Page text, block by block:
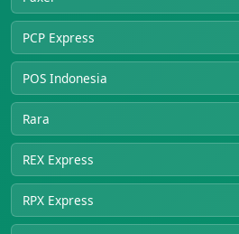
PCP Express
POS Indonesia
Rara
REX Express
RPX Express